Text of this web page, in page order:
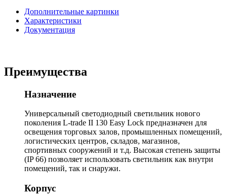
Дополнительные картинки
Характеристики
Документация
Преимущества
Назначение
Универсальный светодиодный светильник нового
поколения L-trade II 130 Easy Lock предназначен для
освещения торговых залов, промышленных помещений,
логистических центров, складов, магазинов,
спортивных сооружений и т.д. Высокая степень защиты
(IP 66) позволяет использовать светильник как внутри
помещений, так и снаружи.
Корпус